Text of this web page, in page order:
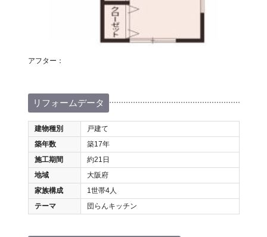
アフター：
リフォームデータ
建物種別
戸建て
築年数
築17年
施工期間
約21日
地域
大阪府
家族構成
1世帯4人
テーマ
団らんキッチン